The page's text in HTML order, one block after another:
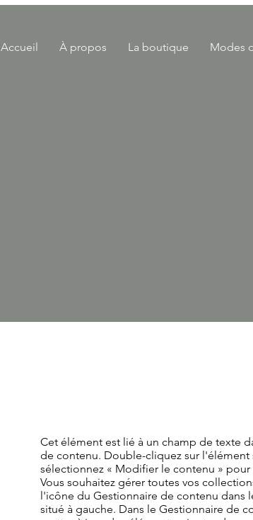
Accueil À propos La boutique Modes
Cet élément est lié à un champ de texte
de contenu. Double-cliquez sur l'élément
sélectionnez « Modifier le contenu »
Vous souhaitez gérer toutes vos
l'icône du Gestionnaire de contenu dans
situé à gauche. Dans le Gestionnaire de